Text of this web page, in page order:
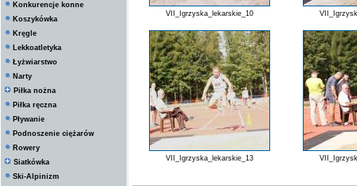
Konkurencje konne
Koszykówka
Kręgle
Lekkoatletyka
Łyżwiarstwo
Narty
Piłka nożna
Piłka ręczna
Pływanie
Podnoszenie ciężarów
Rowery
Siatkówka
Ski-Alpinizm
VII_Igrzyska_lekarskie_10
VII_Igrzyska_lekarskie_13